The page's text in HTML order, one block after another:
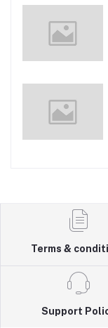
Terms &
Support